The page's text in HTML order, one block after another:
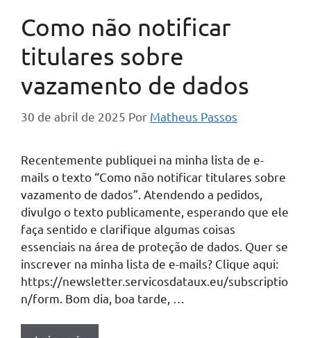
Como não notificar
titulares sobre
vazamento de dados
30 de abril de 2025 Por Matheus Passos
Recentemente publiquei na minha lista de e-
mails o texto “Como não notificar titulares sobre
vazamento de dados”. Atendendo a pedidos,
divulgo o texto publicamente, esperando que ele
faça sentido e clarifique algumas coisas
essenciais na área de proteção de dados. Quer se
inscrever na minha lista de e-mails? Clique aqui:
https://newsletter.servicosdataux.eu/subscriptio
n/form. Bom dia, boa tarde, …